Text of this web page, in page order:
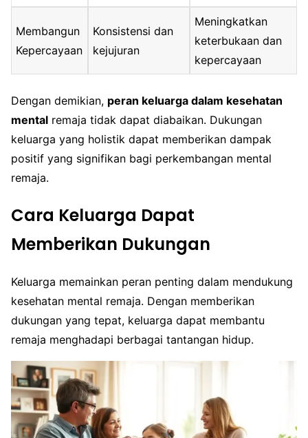
Membangun
Kepercayaan
Konsistensi dan
kejujuran
Meningkatkan
keterbukaan dan
kepercayaan
Dengan demikian, peran keluarga dalam kesehatan
mental remaja tidak dapat diabaikan. Dukungan
keluarga yang holistik dapat memberikan dampak
positif yang signifikan bagi perkembangan mental
remaja.
Cara Keluarga Dapat
Memberikan Dukungan
Keluarga memainkan peran penting dalam mendukung
kesehatan mental remaja. Dengan memberikan
dukungan yang tepat, keluarga dapat membantu
remaja menghadapi berbagai tantangan hidup.